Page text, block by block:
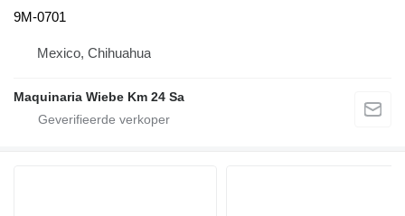
9M-0701
Mexico, Chihuahua
Maquinaria Wiebe Km 24 Sa